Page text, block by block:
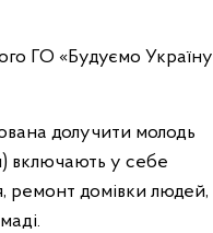
ГО «Будуємо Україну
долучити молодь
включають у себе
ремонт домівки людей,